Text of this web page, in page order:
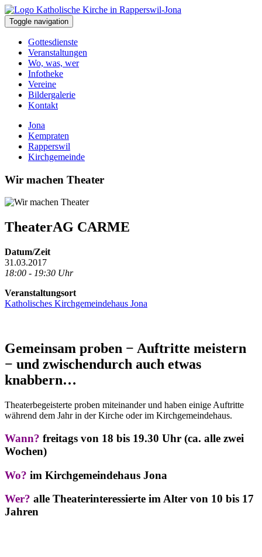
Toggle navigation
Gottesdienste
Veranstaltungen
Wo, was, wer
Infotheke
Vereine
Bildergalerie
Kontakt
Jona
Kempraten
Rapperswil
Kirchgemeinde
Wir machen Theater
TheaterAG CARME
Datum/Zeit
31.03.2017
18:00 - 19:30 Uhr
Veranstaltungsort
Katholisches Kirchgemeindehaus Jona
Gemeinsam proben − Auftritte meistern
− und zwischendurch auch etwas
knabbern…
Theaterbegeisterte proben miteinander und haben einige Auftritte
während dem Jahr in der Kirche oder im Kirchgemeindehaus.
Wann? freitags von 18 bis 19.30 Uhr (ca. alle zwei
Wochen)
Wo? im Kirchgemeindehaus Jona
Wer? alle Theaterinteressierte im Alter von 10 bis 17
Jahren